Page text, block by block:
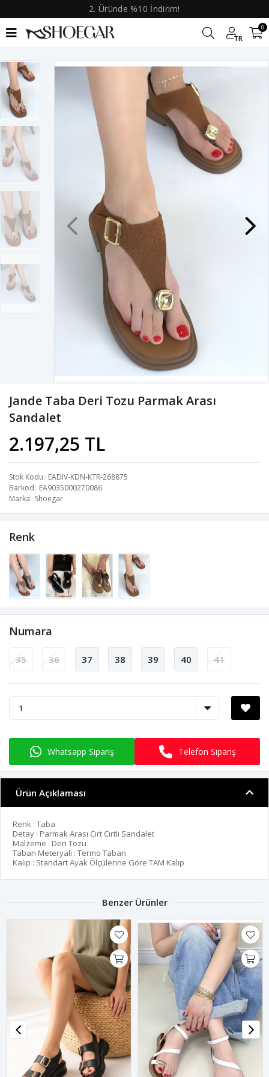
2. Üründe %10 İndirim!
TR
0
Jande Taba Deri Tozu Parmak Arası
Sandalet
2.197,25 TL
Stok Kodu EADIV-KDN-KTR-268875
Barkod EA9035000270086
Marka Shoegar
Renk
Numara
35 36 37 38 39 40 41
Whatsapp Sipariş Telefon Sipariş
Ürün Açıklaması
Renk : Taba
Detay : Parmak Arası Cırt Cırtlı Sandalet
Malzeme : Deri Tozu
Taban Meteryali : Termo Taban
Kalıp : Standart Ayak Ölçülerine Göre TAM Kalıp
Benzer Ürünler